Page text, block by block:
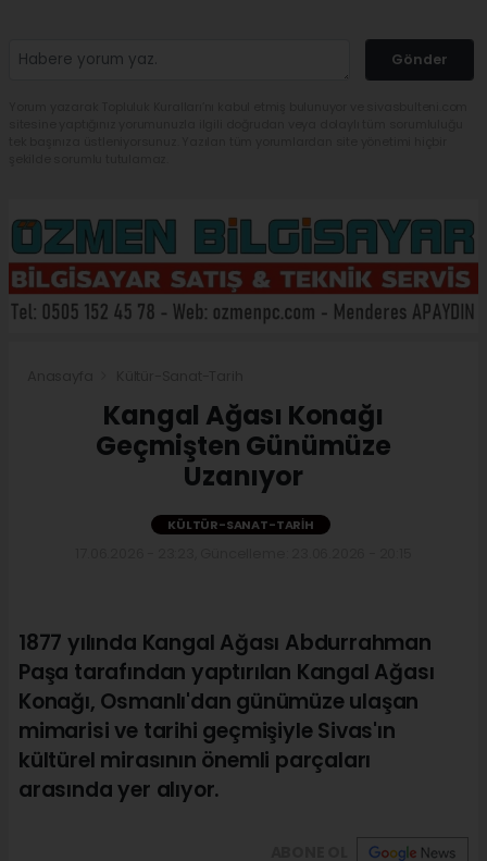
Gönder
Kangal Ağası Konağı
Geçmişten Günümüze
Uzanıyor
KÜLTÜR-SANAT-TARIH
1877 yılında Kangal Ağası Abdurrahman
Paşa tarafından yaptırılan Kangal Ağası
Konağı, Osmanlı'dan günümüze ulaşan
mimarisi ve tarihi geçmişiyle Sivas'ın
kültürel mirasının önemli parçaları
arasında yer alıyor.